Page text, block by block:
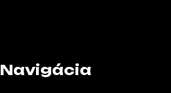
Navigácia